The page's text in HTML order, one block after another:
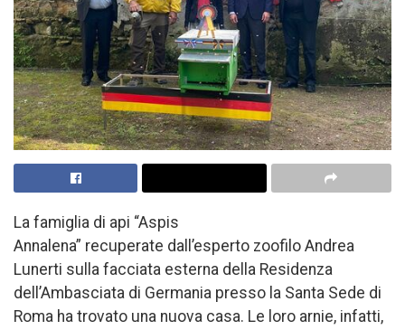
La famiglia di api “Aspis
Annalena” recuperate dall’esperto zoofilo Andrea
Lunerti sulla facciata esterna della Residenza
dell’Ambasciata di Germania presso la Santa Sede di
Roma ha trovato una nuova casa. Le loro arnie, infatti,